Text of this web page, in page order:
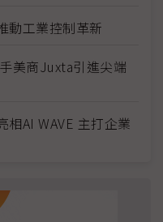
動工業控制革新
美商Juxta引進尖端
相AI WAVE 主打企業